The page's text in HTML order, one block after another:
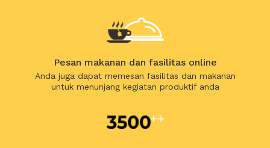
Pesan makanan dan fasilitas online
Anda juga dapat memesan fasilitas dan makanan
untuk menunjang kegiatan produktif anda